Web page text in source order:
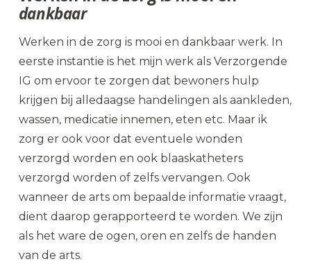
dankbaar
Werken in de zorg is mooi en dankbaar werk. In
eerste instantie is het mijn werk als Verzorgende
IG om ervoor te zorgen dat bewoners hulp
krijgen bij alledaagse handelingen als aankleden,
wassen, medicatie innemen, eten etc. Maar ik
zorg er ook voor dat eventuele wonden
verzorgd worden en ook blaaskatheters
verzorgd worden of zelfs vervangen. Ook
wanneer de arts om bepaalde informatie vraagt,
dient daarop gerapporteerd te worden. We zijn
als het ware de ogen, oren en zelfs de handen
van de arts.